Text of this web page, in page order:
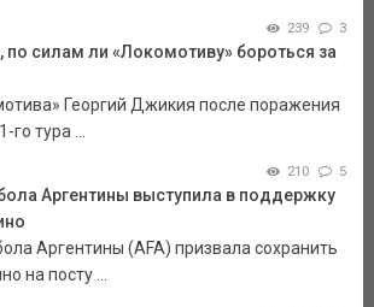
239 3
силам ли «Локомотиву» бороться за
Георгий Джикия после поражения
го тура ...
210 5
Аргентины выступила в поддержку
Аргентины (AFA) призвала сохранить
на посту ...